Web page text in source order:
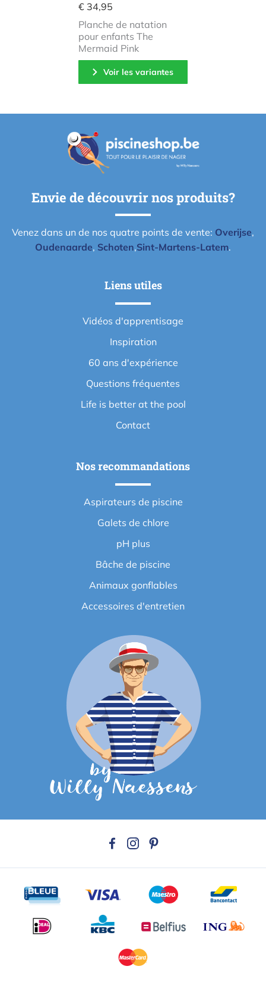
€ 34,95
Planche de natation
pour enfants The
Mermaid Pink
Voir les variantes
Envie de découvrir nos produits?
Venez dans un de nos quatre points de vente: Overijse,
Oudenaarde, Schoten,Sint-Martens-Latem.
Liens utiles
Vidéos d'apprentisage
Inspiration
60 ans d'expérience
Questions fréquentes
Life is better at the pool
Contact
Nos recommandations
Aspirateurs de piscine
Galets de chlore
pH plus
Bâche de piscine
Animaux gonflables
Accessoires d'entretien